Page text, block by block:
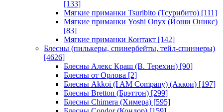
[133]
Мягкие приманки Tsuribito (Тсурибито) [111]
Мягкие приманки Yoshi Onyx (Йоши Оникс)
[83]
Мягкие приманки Контакт [142]
Блесны (пилькеры, спинербейты, тейл-спиннеры)
[4626]
Блесны Алекс Краш (В. Терехин) [90]
Блесны от Орлова [2]
Блесны Akkoi (I AM Company) (Аккои) [197]
Блесны Bretton (Брэттон) [299]
Блесны Chimera (Химера) [595]